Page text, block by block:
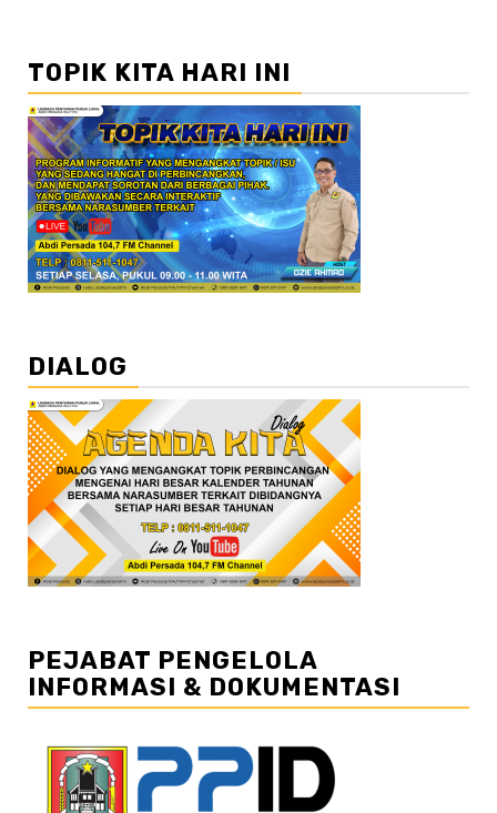
TOPIK KITA HARI INI
DIALOG
PEJABAT PENGELOLA
INFORMASI & DOKUMENTASI